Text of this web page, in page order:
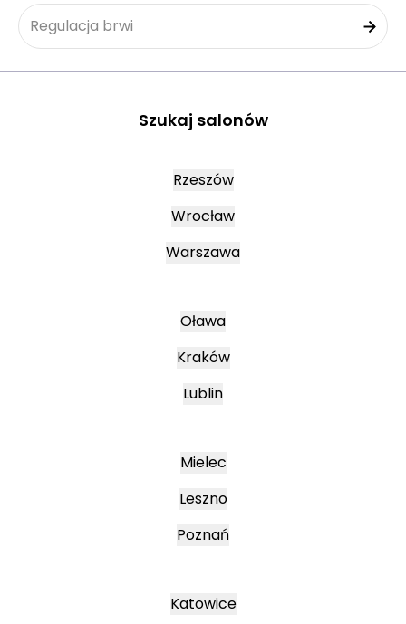
Regulacja brwi
Szukaj salonów
Rzeszów
Wrocław
Warszawa
Oława
Kraków
Lublin
Mielec
Leszno
Poznań
Katowice